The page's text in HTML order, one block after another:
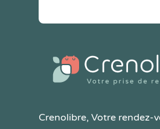
Crenolibre, Votre rendez-